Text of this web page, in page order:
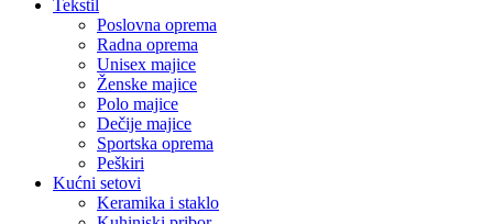
Tekstil
Poslovna oprema
Radna oprema
Unisex majice
Ženske majice
Polo majice
Dečije majice
Sportska oprema
Peškiri
Kućni setovi
Keramika i staklo